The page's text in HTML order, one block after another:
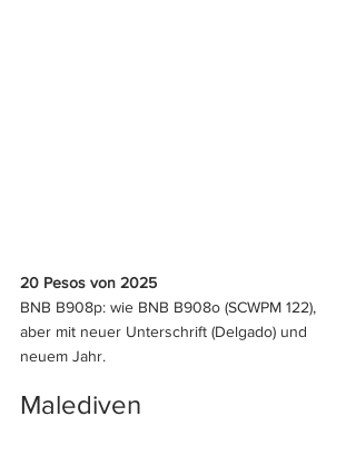
20 Pesos von 2025
BNB B908p: wie BNB B908o (SCWPM 122),
aber mit neuer Unterschrift (Delgado) und
neuem Jahr.
Malediven